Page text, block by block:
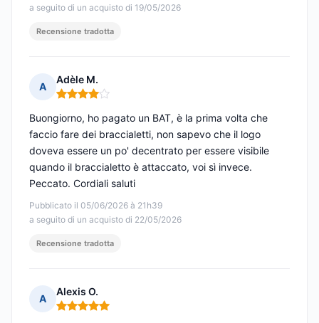
a seguito di un acquisto di 19/05/2026
Recensione tradotta
A
Adèle M.
Nota: 4 su 5
Pubblicato il 05/06/2026 à 21h39
a seguito di un acquisto di 22/05/2026
Buongiorno, ho pagato un BAT, è la prima volta che
faccio fare dei braccialetti, non sapevo che il logo
doveva essere un po' decentrato per essere visibile
quando il braccialetto è attaccato, voi sì invece.
Peccato. Cordiali saluti
Recensione tradotta
A
Alexis O.
Nota: 5 su 5